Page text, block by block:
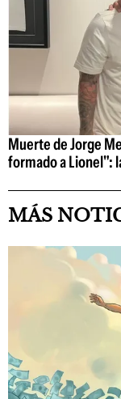
Muerte de Jorge
formado a Lionel":
MÁS